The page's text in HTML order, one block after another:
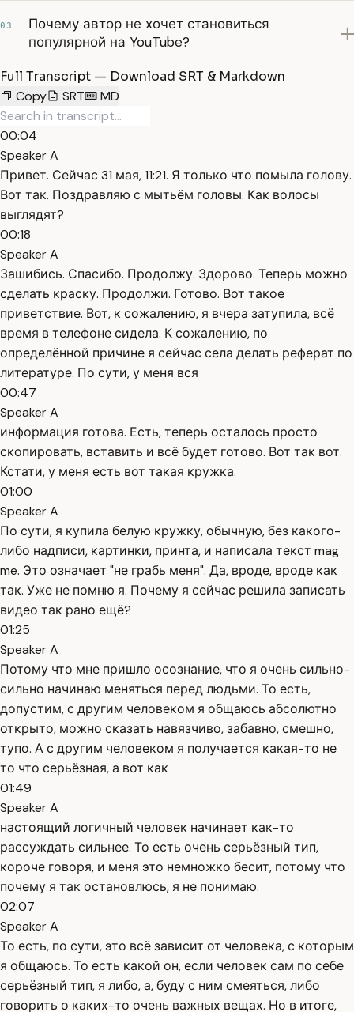
03
Почему автор не хочет становиться
популярной на YouTube?
Full Transcript — Download SRT & Markdown
Copy
SRT MD
00:04
Speaker A
Привет. Сейчас 31 мая, 11:21. Я только что помыла голову.
Вот так. Поздравляю с мытьём головы. Как волосы
выглядят?
00:18
Speaker A
Зашибись. Спасибо. Продолжу. Здорово. Теперь можно
сделать краску. Продолжи. Готово. Вот такое
приветствие. Вот, к сожалению, я вчера затупила, всё
время в телефоне сидела. К сожалению, по
определённой причине я сейчас села делать реферат по
литературе. По сути, у меня вся
00:47
Speaker A
информация готова. Есть, теперь осталось просто
скопировать, вставить и всё будет готово. Вот так вот.
Кстати, у меня есть вот такая кружка.
01:00
Speaker A
По сути, я купила белую кружку, обычную, без какого-
либо надписи, картинки, принта, и написала текст mag
me. Это означает "не грабь меня". Да, вроде, вроде как
так. Уже не помню я. Почему я сейчас решила записать
видео так рано ещё?
01:25
Speaker A
Потому что мне пришло осознание, что я очень сильно-
сильно начинаю меняться перед людьми. То есть,
допустим, с другим человеком я общаюсь абсолютно
открыто, можно сказать навязчиво, забавно, смешно,
тупо. А с другим человеком я получается какая-то не
то что серьёзная, а вот как
01:49
Speaker A
настоящий логичный человек начинает как-то
рассуждать сильнее. То есть очень серьёзный тип,
короче говоря, и меня это немножко бесит, потому что
почему я так остановлюсь, я не понимаю.
02:07
Speaker A
То есть, по сути, это всё зависит от человека, с которым
я общаюсь. То есть какой он, если человек сам по себе
серьёзный тип, я либо, а, буду с ним смеяться, либо
говорить о каких-то очень важных вещах. Но в итоге,